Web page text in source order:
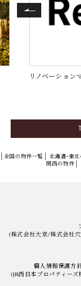
リノベーション
全国の物件一覧 北海道・東
関西の物件
(株式会社大京/株式会社
個人情報保護方
(JR西日本プロパティーズ